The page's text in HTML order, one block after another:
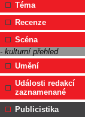
Téma
Recenze
Scéna
- kulturní přehled
Umění
Události redakcí
zaznamenané
Publicistika